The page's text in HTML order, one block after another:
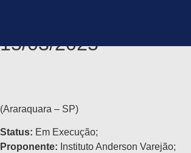
Ídolo Social SP –
15/03/2025
(Araraquara – SP)
Status: Em Execução;
Proponente: Instituto Anderson Varejão;